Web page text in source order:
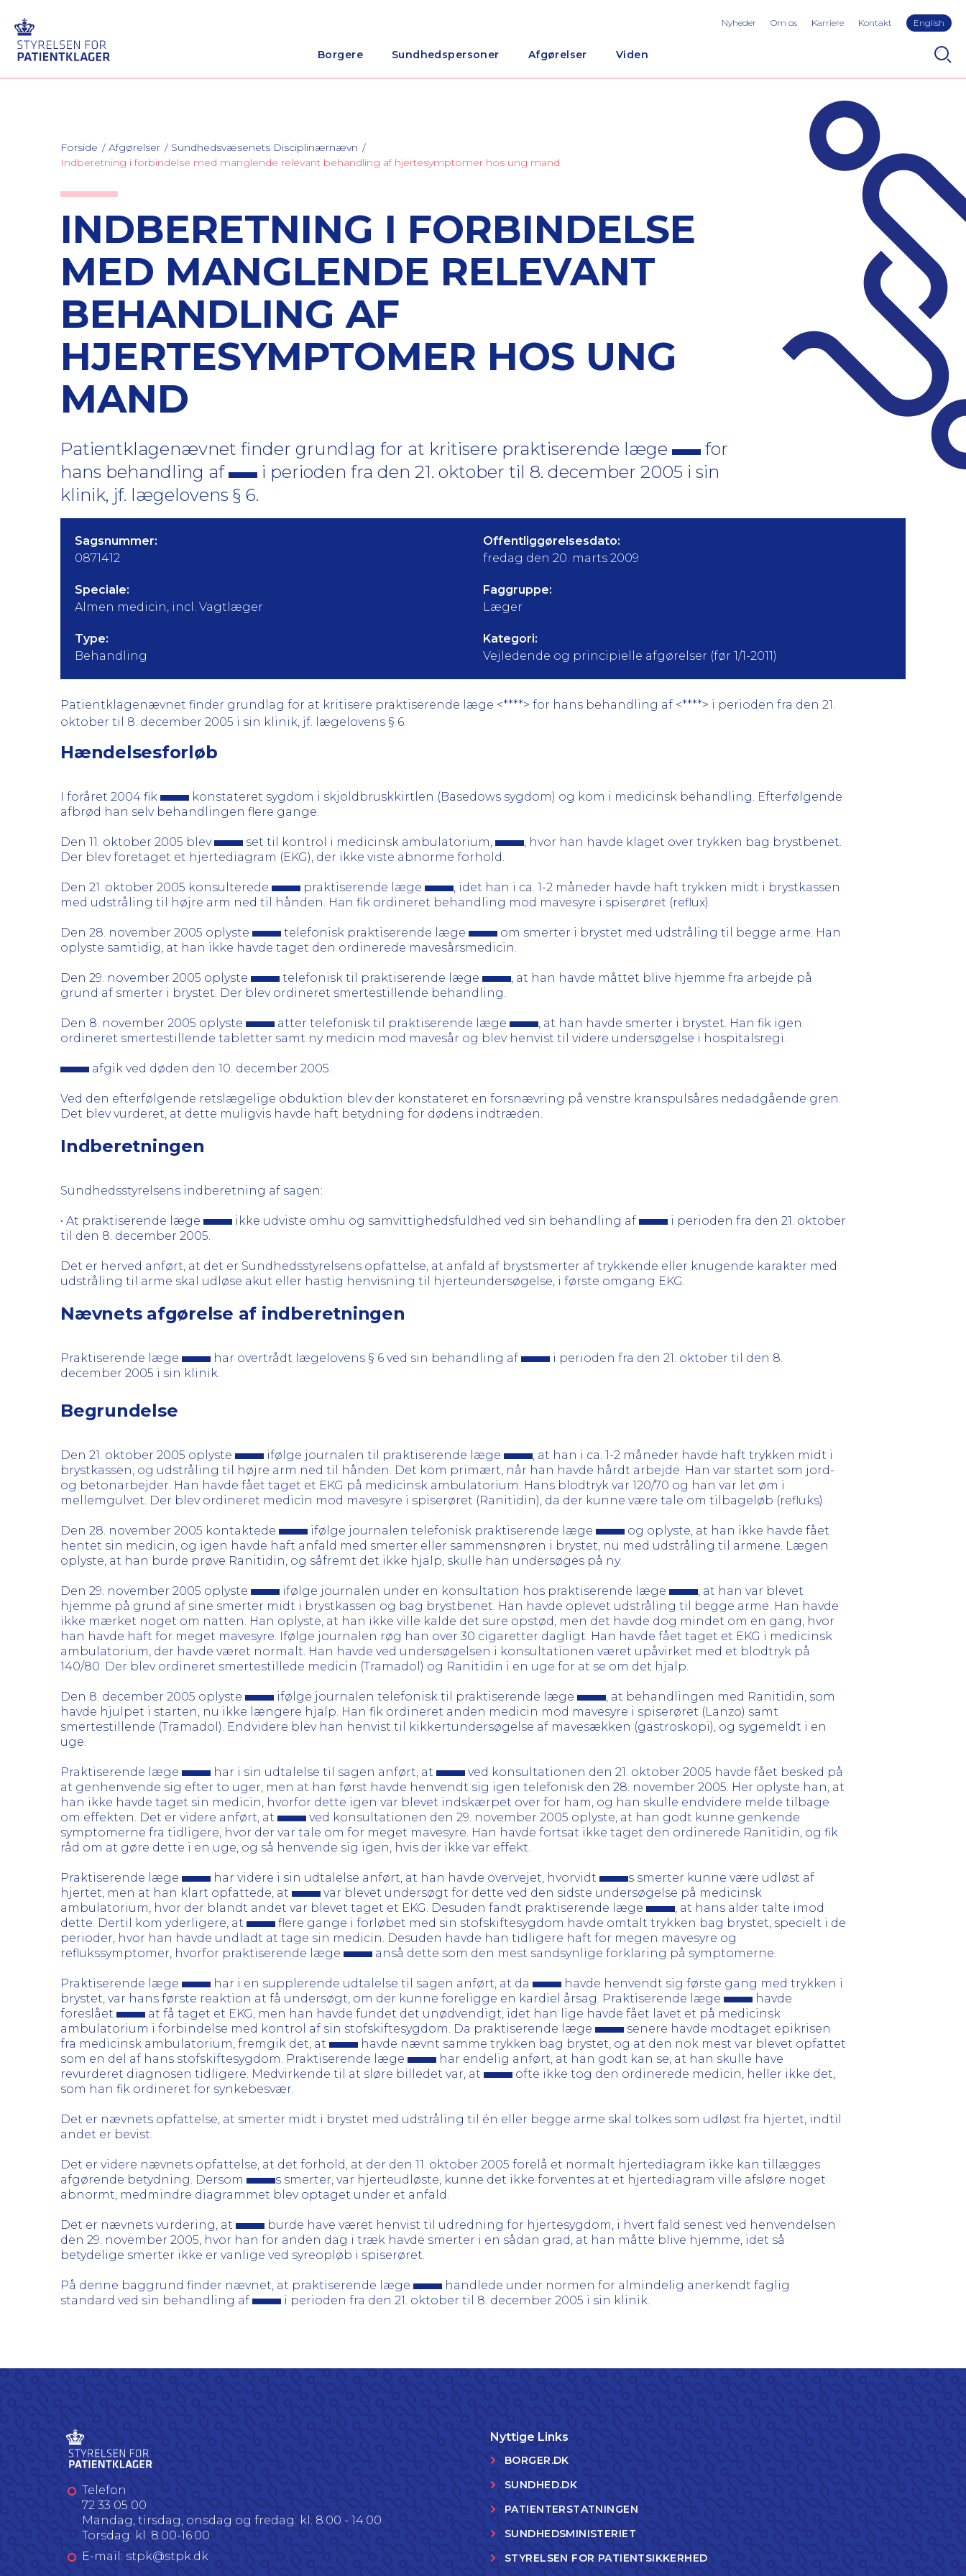
Borgere Sundhedspersoner Afgørelser Viden
Nyheder Om os Karriere Kontakt English
Forside Afgørelser
Sundhedsvæsenets Disciplinærnævn
Indberetning i forbindelse med manglende relevant behandling af hjertesymptomer hos ung mand
INDBERETNING I FORBINDELSE
MED MANGLENDE RELEVANT
BEHANDLING AF
HJERTESYMPTOMER HOS UNG
MAND
Patientklagenævnet finder grundlag for at kritisere praktiserende læge
for
hans behandling af
i perioden fra den 21. oktober til 8. december 2005 i sin
klinik, jf. lægelovens § 6.
Sagsnummer:
0871412
Offentliggørelsesdato:
fredag den 20. marts 2009
Speciale:
Almen medicin, incl. Vagtlæger
Faggruppe:
Læger
Type:
Behandling
Kategori:
Vejledende og principielle afgørelser (før 1/1-2011)
Patientklagenævnet finder grundlag for at kritisere praktiserende læge <****> for hans behandling af <****> i perioden fra den 21.
oktober til 8. december 2005 i sin klinik, jf. lægelovens § 6.
Hændelsesforløb
I foråret 2004 fik
konstateret sygdom i skjoldbruskkirtlen (Basedows sygdom) og kom i medicinsk behandling. Efterfølgende
afbrød han selv behandlingen flere gange.
Den 11. oktober 2005 blev set til kontrol i medicinsk ambulatorium,
, hvor han havde klaget over trykken bag brystbenet.
Der blev foretaget et hjertediagram (EKG), der ikke viste abnorme forhold.
Den 21. oktober 2005 konsulterede praktiserende læge
, idet han i ca. 1-2 måneder havde haft trykken midt i brystkassen
med udstråling til højre arm ned til hånden. Han fik ordineret behandling mod mavesyre i spiserøret (reflux).
Den 28. november 2005 oplyste telefonisk praktiserende læge
om smerter i brystet med udstråling til begge arme. Han
oplyste samtidig, at han ikke havde taget den ordinerede mavesårsmedicin.
Den 29. november 2005 oplyste telefonisk til praktiserende læge
, at han havde måttet blive hjemme fra arbejde på
grund af smerter i brystet. Der blev ordineret smertestillende behandling.
Den 8. november 2005 oplyste atter telefonisk til praktiserende læge
, at han havde smerter i brystet. Han fik igen
ordineret smertestillende tabletter samt ny medicin mod mavesår og blev henvist til videre undersøgelse i hospitalsregi.
afgik ved døden den 10. december 2005.
Ved den efterfølgende retslægelige obduktion blev der konstateret en forsnævring på venstre kranspulsåres nedadgående gren.
Det blev vurderet, at dette muligvis havde haft betydning for dødens indtræden.
Indberetningen
Sundhedsstyrelsens indberetning af sagen:
• At praktiserende læge ikke udviste omhu og samvittighedsfuldhed ved sin behandling af
i perioden fra den 21. oktober
til den 8. december 2005.
Det er herved anført, at det er Sundhedsstyrelsens opfattelse, at anfald af brystsmerter af trykkende eller knugende karakter med
udstråling til arme skal udløse akut eller hastig henvisning til hjerteundersøgelse, i første omgang EKG.
Nævnets afgørelse af indberetningen
Praktiserende læge har overtrådt lægelovens § 6 ved sin behandling af
i perioden fra den 21. oktober til den 8.
december 2005 i sin klinik.
Begrundelse
Den 21. oktober 2005 oplyste ifølge journalen til praktiserende læge
, at han i ca. 1-2 måneder havde haft trykken midt i
brystkassen, og udstråling til højre arm ned til hånden. Det kom primært, når han havde hårdt arbejde. Han var startet som jord-
og betonarbejder. Han havde fået taget et EKG på medicinsk ambulatorium. Hans blodtryk var 120/70 og han var let øm i
mellemgulvet. Der blev ordineret medicin mod mavesyre i spiserøret (Ranitidin), da der kunne være tale om tilbageløb (refluks).
Den 28. november 2005 kontaktede ifølge journalen telefonisk praktiserende læge
og oplyste, at han ikke havde fået
hentet sin medicin, og igen havde haft anfald med smerter eller sammensnøren i brystet, nu med udstråling til armene. Lægen
oplyste, at han burde prøve Ranitidin, og såfremt det ikke hjalp, skulle han undersøges på ny.
Den 29. november 2005 oplyste ifølge journalen under en konsultation hos praktiserende læge
, at han var blevet
hjemme på grund af sine smerter midt i brystkassen og bag brystbenet. Han havde oplevet udstråling til begge arme. Han havde
ikke mærket noget om natten. Han oplyste, at han ikke ville kalde det sure opstød, men det havde dog mindet om en gang, hvor
han havde haft for meget mavesyre. Ifølge journalen røg han over 30 cigaretter dagligt. Han havde fået taget et EKG i medicinsk
ambulatorium, der havde været normalt. Han havde ved undersøgelsen i konsultationen været upåvirket med et blodtryk på
140/80. Der blev ordineret smertestillede medicin (Tramadol) og Ranitidin i en uge for at se om det hjalp.
Den 8. december 2005 oplyste ifølge journalen telefonisk til praktiserende læge
, at behandlingen med Ranitidin, som
havde hjulpet i starten, nu ikke længere hjalp. Han fik ordineret anden medicin mod mavesyre i spiserøret (Lanzo) samt
smertestillende (Tramadol). Endvidere blev han henvist til kikkertundersøgelse af mavesækken (gastroskopi), og sygemeldt i en
uge.
Praktiserende læge har i sin udtalelse til sagen anført, at
ved konsultationen den 21. oktober 2005 havde fået besked på
at genhenvende sig efter to uger, men at han først havde henvendt sig igen telefonisk den 28. november 2005. Her oplyste han, at
han ikke havde taget sin medicin, hvorfor dette igen var blevet indskærpet over for ham, og han skulle endvidere melde tilbage
om effekten. Det er videre anført, at
ved konsultationen den 29. november 2005 oplyste, at han godt kunne genkende
symptomerne fra tidligere, hvor der var tale om for meget mavesyre. Han havde fortsat ikke taget den ordinerede Ranitidin, og fik
råd om at gøre dette i en uge, og så henvende sig igen, hvis der ikke var effekt.
Praktiserende læge har videre i sin udtalelse anført, at han havde overvejet, hvorvidt
s smerter kunne være udløst af
hjertet, men at han klart opfattede, at
var blevet undersøgt for dette ved den sidste undersøgelse på medicinsk
ambulatorium, hvor der blandt andet var blevet taget et EKG. Desuden fandt praktiserende læge
, at hans alder talte imod
dette. Dertil kom yderligere, at
flere gange i forløbet med sin stofskiftesygdom havde omtalt trykken bag brystet, specielt i de
perioder, hvor han havde undladt at tage sin medicin. Desuden havde han tidligere haft for megen mavesyre og
reflukssymptomer, hvorfor praktiserende læge
anså dette som den mest sandsynlige forklaring på symptomerne.
Praktiserende læge har i en supplerende udtalelse til sagen anført, at da
havde henvendt sig første gang med trykken i
brystet, var hans første reaktion at få undersøgt, om der kunne foreligge en kardiel årsag. Praktiserende læge
havde
foreslået
at få taget et EKG, men han havde fundet det unødvendigt, idet han lige havde fået lavet et på medicinsk
ambulatorium i forbindelse med kontrol af sin stofskiftesygdom. Da praktiserende læge
senere havde modtaget epikrisen
fra medicinsk ambulatorium, fremgik det, at
havde nævnt samme trykken bag brystet, og at den nok mest var blevet opfattet
som en del af hans stofskiftesygdom. Praktiserende læge
har endelig anført, at han godt kan se, at han skulle have
revurderet diagnosen tidligere. Medvirkende til at sløre billedet var, at
ofte ikke tog den ordinerede medicin, heller ikke det,
som han fik ordineret for synkebesvær.
Det er nævnets opfattelse, at smerter midt i brystet med udstråling til én eller begge arme skal tolkes som udløst fra hjertet, indtil
andet er bevist.
Det er videre nævnets opfattelse, at det forhold, at der den 11. oktober 2005 forelå et normalt hjertediagram ikke kan tillægges
afgørende betydning. Dersom
s smerter, var hjerteudløste, kunne det ikke forventes at et hjertediagram ville afsløre noget
abnormt, medmindre diagrammet blev optaget under et anfald.
Det er nævnets vurdering, at
burde have været henvist til udredning for hjertesygdom, i hvert fald senest ved henvendelsen
den 29. november 2005, hvor han for anden dag i træk havde smerter i en sådan grad, at han måtte blive hjemme, idet så
betydelige smerter ikke er vanlige ved syreopløb i spiserøret.
På denne baggrund finder nævnet, at praktiserende læge
handlede under normen for almindelig anerkendt faglig
standard ved sin behandling af
i perioden fra den 21. oktober til 8. december 2005 i sin klinik.
Telefon
72 33 05 00
Mandag, tirsdag, onsdag og fredag: kl. 8.00 - 14.00
Torsdag: kl. 8.00-16.00
E-mail: stpk@stpk.dk
Nyttige Links
BORGER.DK
SUNDHED.DK
PATIENTERSTATNINGEN
SUNDHEDSMINISTERIET
STYRELSEN FOR PATIENTSIKKERHED